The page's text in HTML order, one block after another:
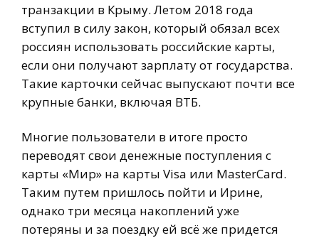
транзакции в Крыму. Летом 2018 года
вступил в силу закон, который обязал всех
россиян использовать российские карты,
если они получают зарплату от государства.
Такие карточки сейчас выпускают почти все
крупные банки, включая ВТБ.
Многие пользователи в итоге просто
переводят свои денежные поступления с
карты «Мир» на карты Visa или MasterCard.
Таким путем пришлось пойти и Ирине,
однако три месяца накоплений уже
потеряны и за поездку ей всё же придется